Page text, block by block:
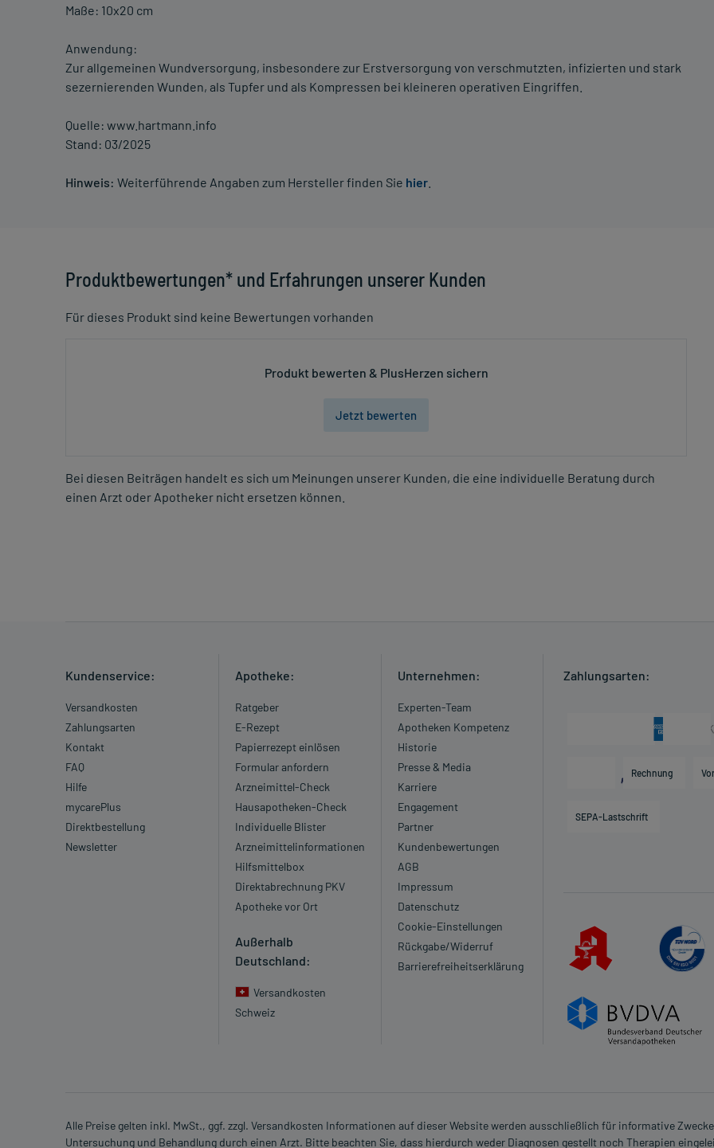
Maße: 10x20 cm
Anwendung:
Zur allgemeinen Wundversorgung, insbesondere zur Erstversorgung von verschmutzten, infizierten und stark
sezernierenden Wunden, als Tupfer und als Kompressen bei kleineren operativen Eingriffen.
Quelle: www.hartmann.info
Stand: 03/2025
Hinweis: Weiterführende Angaben zum Hersteller finden Sie hier
Produktbewertungen* und Erfahrungen unserer Kunden
Für dieses Produkt sind keine Bewertungen vorhanden
Produkt bewerten & PlusHerzen sichern
Jetzt bewerten
Bei diesen Beiträgen handelt es sich um Meinungen unserer Kunden, die eine individuelle Beratung durch
einen Arzt oder Apotheker nicht ersetzen können.
Kundenservice:
Versandkosten
Zahlungsarten
Kontakt
FAQ
Hilfe
mycarePlus
Direktbestellung
Newsletter
Apotheke:
Ratgeber
E-Rezept
Papierrezept einlösen
Formular anfordern
Arzneimittel-Check
Hausapotheken-Check
Individuelle Blister
Arzneimittelinformationen
Hilfsmittelbox
Direktabrechnung PKV
Apotheke vor Ort
Außerhalb
Deutschland:
Versandkosten
Schweiz
Unternehmen:
Experten-Team
Apotheken Kompetenz
Historie
Presse & Media
Karriere
Engagement
Partner
Kundenbewertungen
AGB
Impressum
Datenschutz
Cookie-Einstellungen
Rückgabe/Widerruf
Barrierefreiheitserklärung
Zahlungsarten:
Rechnung
SEPA-Lastschrift
Alle Preise gelten inkl. MwSt., ggf. zzgl. Versandkosten Informationen auf dieser Website werden ausschließlich für informative
Untersuchung und Behandlung durch einen Arzt. Bitte beachten Sie, dass hierdurch weder Diagnosen gestellt noch Therapien